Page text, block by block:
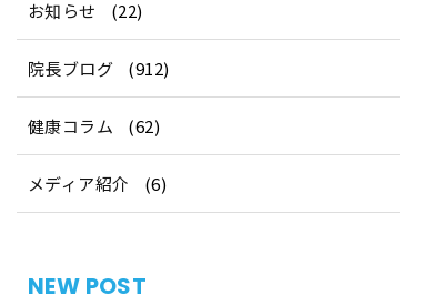
お知らせ (22)
院長ブログ (912)
健康コラム (62)
メディア紹介 (6)
NEW POST